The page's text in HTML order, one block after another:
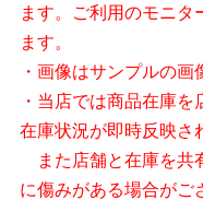
ます。ご利用のモニタ
ます。
・画像はサンプルの画
・当店では商品在庫を
在庫状況が即時反映さ
また店舗と在庫を共
に傷みがある場合がご